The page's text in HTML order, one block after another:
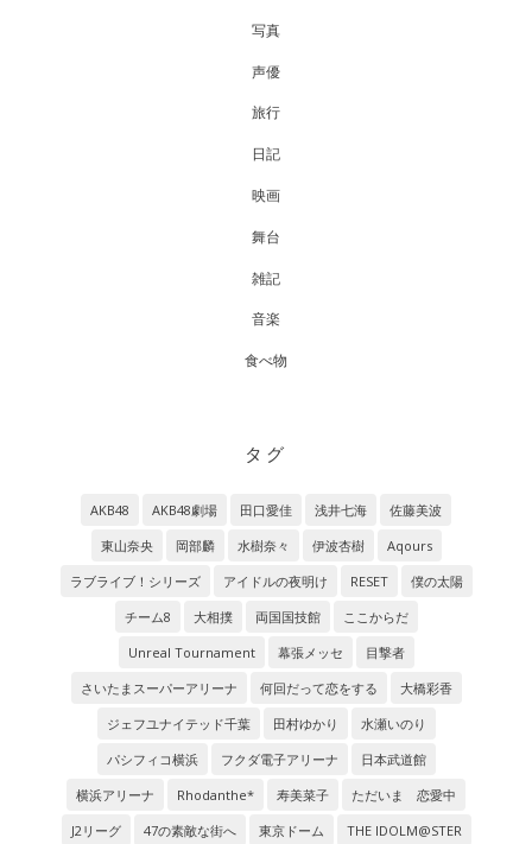
写真
声優
旅行
日記
映画
舞台
雑記
音楽
食べ物
タグ
AKB48 AKB48劇場 田口愛佳 浅井七海
佐藤美波
東山奈央
岡部麟 水樹奈々 伊波杏樹
Aqours
ラブライブ！シリーズ
アイドルの夜明け RESET
僕の太陽
チーム8
大相撲 両国国技館
ここからだ
Unreal Tournament
幕張メッセ
目撃者
さいたまスーパーアリーナ
何回だって恋をする
大橋彩香
ジェフユナイテッド千葉
田村ゆかり
水瀬いのり
パシフィコ横浜
フクダ電子アリーナ
日本武道館
横浜アリーナ
Rhodanthe* 寿美菜子
ただいま 恋愛中
J2リーグ
47の素敵な街へ 東京ドーム THE IDOLM@STER